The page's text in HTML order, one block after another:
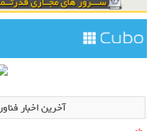
آخرین اخبار